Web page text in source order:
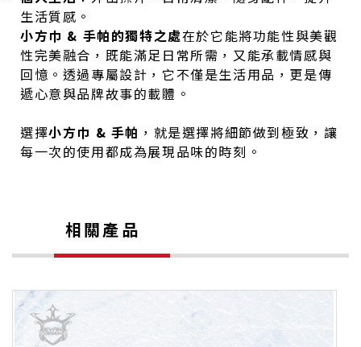
生活質感。
小方巾 & 手帕的獨特之處在於它能將功能性與美觀
性完美融合，既能滿足日常所需，又能承載情感與
回憶。透過專屬設計，它不僅是生活用品，更是傳
遞心意與品牌故事的載體。
選擇小方巾 & 手帕 ，就是選擇將細節做到極致，讓
每一次的使用都成為展現品味的時刻。
相關產品